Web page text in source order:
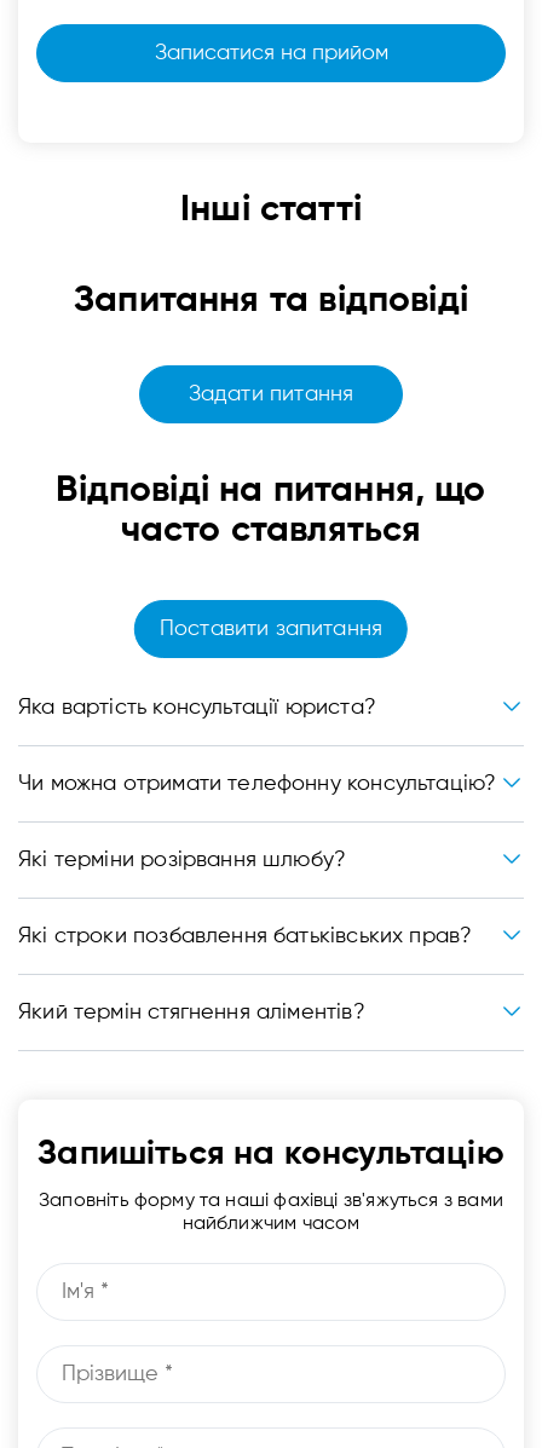
Інші статті
Запитання та відповіді
Задати питання
Відповіді на питання, що
часто ставляться
Поставити запитання
Яка вартість консультації юриста?
Чи можна отримати телефонну консультацію?
Які терміни розірвання шлюбу?
Які строки позбавлення батьківських прав?
Який термін стягнення аліментів?
Запишіться на консультацію
Заповніть форму та наші фахівці зв'яжуться з вами
найближчим часом